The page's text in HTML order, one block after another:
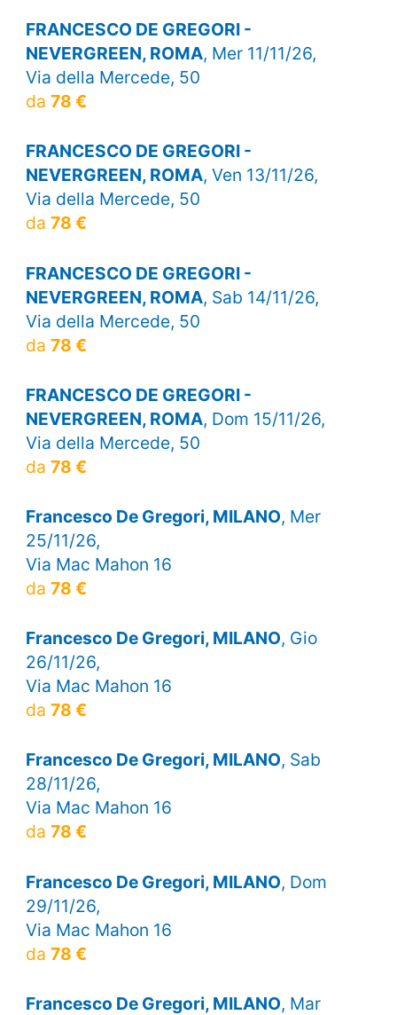
FRANCESCO DE GREGORI -
NEVERGREEN, ROMA, Mer 11/11/26,
Via della Mercede, 50
da 78 €
FRANCESCO DE GREGORI -
NEVERGREEN, ROMA, Ven 13/11/26,
Via della Mercede, 50
da 78 €
FRANCESCO DE GREGORI -
NEVERGREEN, ROMA, Sab 14/11/26,
Via della Mercede, 50
da 78 €
FRANCESCO DE GREGORI -
NEVERGREEN, ROMA, Dom 15/11/26,
Via della Mercede, 50
da 78 €
Francesco De Gregori, MILANO, Mer
25/11/26,
Via Mac Mahon 16
da 78 €
Francesco De Gregori, MILANO, Gio
26/11/26,
Via Mac Mahon 16
da 78 €
Francesco De Gregori, MILANO, Sab
28/11/26,
Via Mac Mahon 16
da 78 €
Francesco De Gregori, MILANO, Dom
29/11/26,
Via Mac Mahon 16
da 78 €
Francesco De Gregori, MILANO, Mar